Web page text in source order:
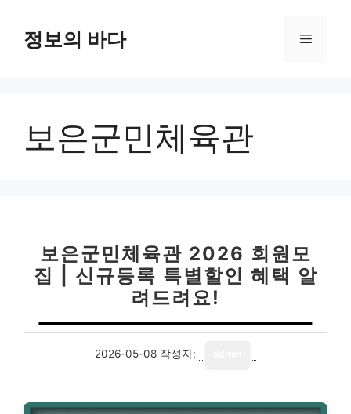
정보의 바다 메
보은군민체육관
보은군민체육관 2026 회원모
집 | 신규등록 특별할인 혜택 알
려드려요!
2026-05-08 작성자: